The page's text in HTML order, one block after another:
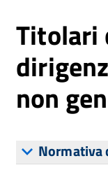
Titolari
non
Normativa